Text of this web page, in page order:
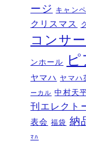
１
2026年6
ピアノを
いサマ
ピアノ
会を実施
新入会
しました
ージ
キャン
クリスマス
コンサー
ンホール ピ
ヤマハ ヤマハ
ーカル 中村天
刊エレクト
表会 福袋 納
ﾏﾊ